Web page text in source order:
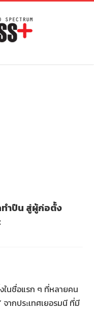
ทำปืน สู่ผู้ก่อตั้ง
ในชื่อแรก ๆ ที่หลายคน
จากประเทศเยอรมนี ที่มี